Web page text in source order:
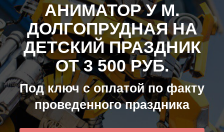
АНИМАТОР У М.
ДОЛГОПРУДНАЯ НА
ДЕТСКИЙ ПРАЗДНИК
ОТ 3 500 РУБ.
Под ключ с оплатой по факту
проведенного праздника